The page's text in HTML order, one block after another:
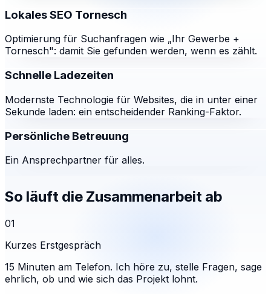
Lokales SEO Tornesch
Optimierung für Suchanfragen wie „Ihr Gewerbe +
Tornesch": damit Sie gefunden werden, wenn es zählt.
Schnelle Ladezeiten
Modernste Technologie für Websites, die in unter einer
Sekunde laden: ein entscheidender Ranking-Faktor.
Persönliche Betreuung
Ein Ansprechpartner für alles.
So läuft die Zusammenarbeit ab
01
Kurzes Erstgespräch
15 Minuten am Telefon. Ich höre zu, stelle Fragen, sage
ehrlich, ob und wie sich das Projekt lohnt.